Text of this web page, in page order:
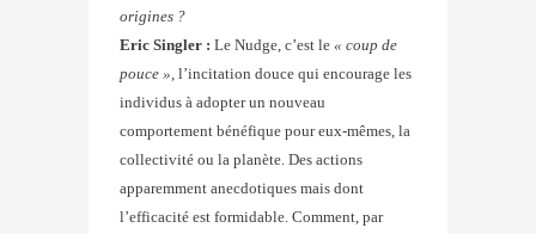
origines ?
Eric Singler : Le Nudge, c’est le « coup de
pouce » , l’incitation douce qui encourage les
individus à adopter un nouveau
comportement bénéfique pour eux-mêmes, la
collectivité ou la planète. Des actions
apparemment anecdotiques mais dont
l’efficacité est formidable. Comment, par